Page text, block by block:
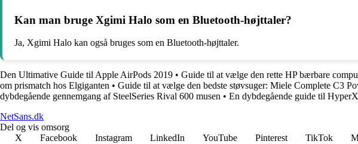
Kan man bruge Xgimi Halo som en Bluetooth-højttaler?
Ja, Xgimi Halo kan også bruges som en Bluetooth-højttaler.
Den Ultimative Guide til Apple AirPods 2019 • Guide til at vælge den rette HP bærbare
om prismatch hos Elgiganten • Guide til at vælge den bedste støvsuger: Miele Complete C3
dybdegående gennemgang af SteelSeries Rival 600 musen • En dybdegående guide til
NetSans.dk
Del og vis omsorg
X
Facebook Instagram LinkedIn YouTube Pinterest TikTok